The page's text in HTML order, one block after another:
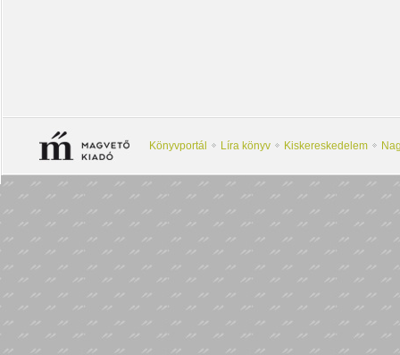
Könyvportál Líra könyv Kiskereskedelem